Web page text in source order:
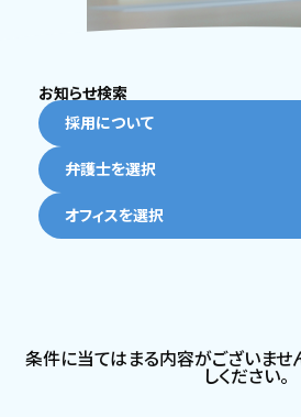
お知らせ検索
採用について
弁護士を選択
オフィスを選択
条件に当てはまる内容がございませ
しください。